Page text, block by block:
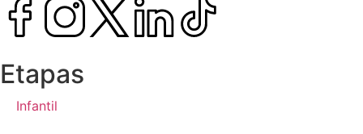
Etapas
Infantil